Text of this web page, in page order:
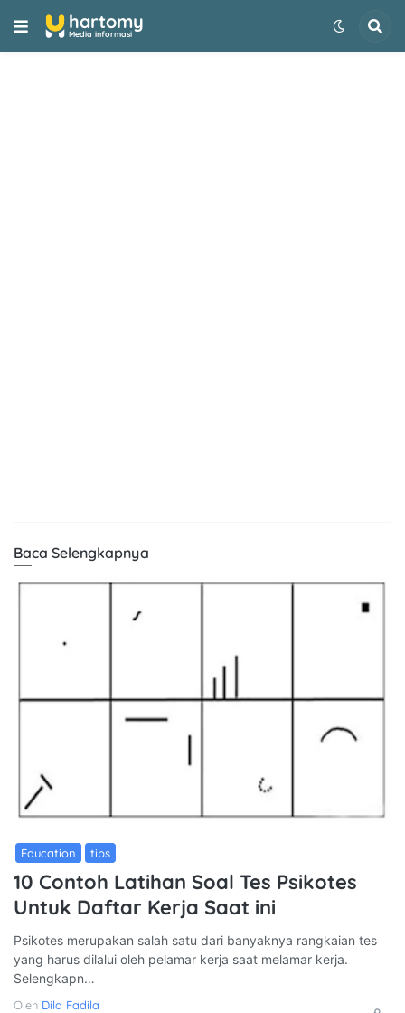
hartomy
Media informasi
Baca Selengkapnya
Education Tips
10 Contoh Latihan Soal Tes Psikotes
Untuk Daftar Kerja Saat ini
Psikotes merupakan salah satu dari banyaknya rangkaian tes
yang harus dilalui oleh pelamar kerja saat melamar kerja.
Selengkapn…
Oleh Dila Fadila